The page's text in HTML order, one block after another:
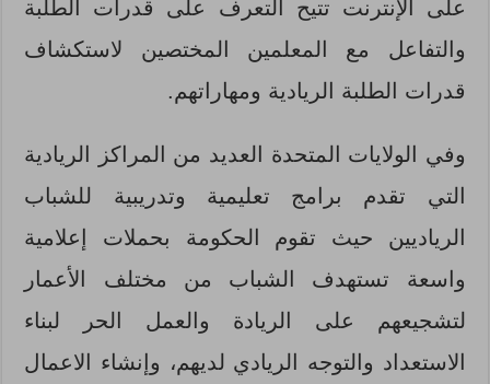
على الإنترنت تتيح التعرف على قدرات الطلبة
والتفاعل مع المعلمين المختصين لاستكشاف
قدرات الطلبة الريادية ومهاراتهم.
وفي الولايات المتحدة العديد من المراكز الريادية
التي تقدم برامج تعليمية وتدريبية للشباب
الرياديين حيث تقوم الحكومة بحملات إعلامية
واسعة تستهدف الشباب من مختلف الأعمار
لتشجيعهم على الريادة والعمل الحر لبناء
الاستعداد والتوجه الريادي لديهم، وإنشاء الاعمال